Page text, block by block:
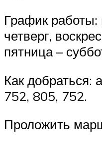
График работы:
четверг,
пятница –
Как добраться:
752, 805, 752.
Проложить